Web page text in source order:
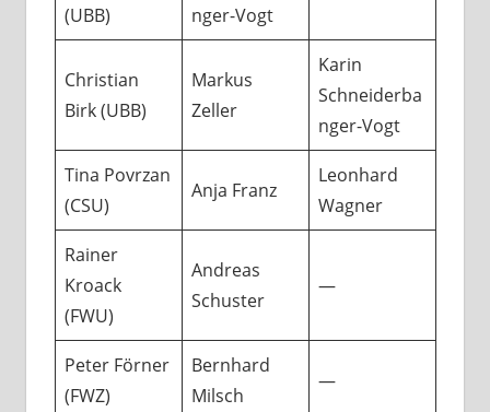
(UBB)
nger-Vogt
Christian
Birk (UBB)
Markus
Zeller
Karin
Schneiderba
nger-Vogt
Tina Povrzan
(CSU)
Anja Franz
Leonhard
Wagner
Rainer
Kroack
(FWU)
Andreas
Schuster
—
Peter Förner
(FWZ)
Bernhard
Milsch
—